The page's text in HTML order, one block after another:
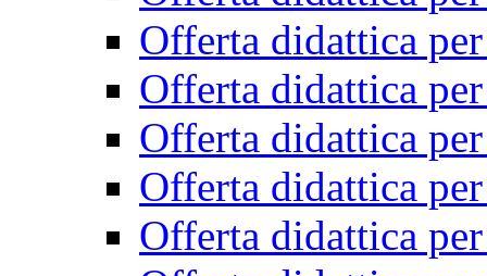
Offerta didattica
Offerta didattica
Offerta didattica
Offerta didattica
Offerta didattica